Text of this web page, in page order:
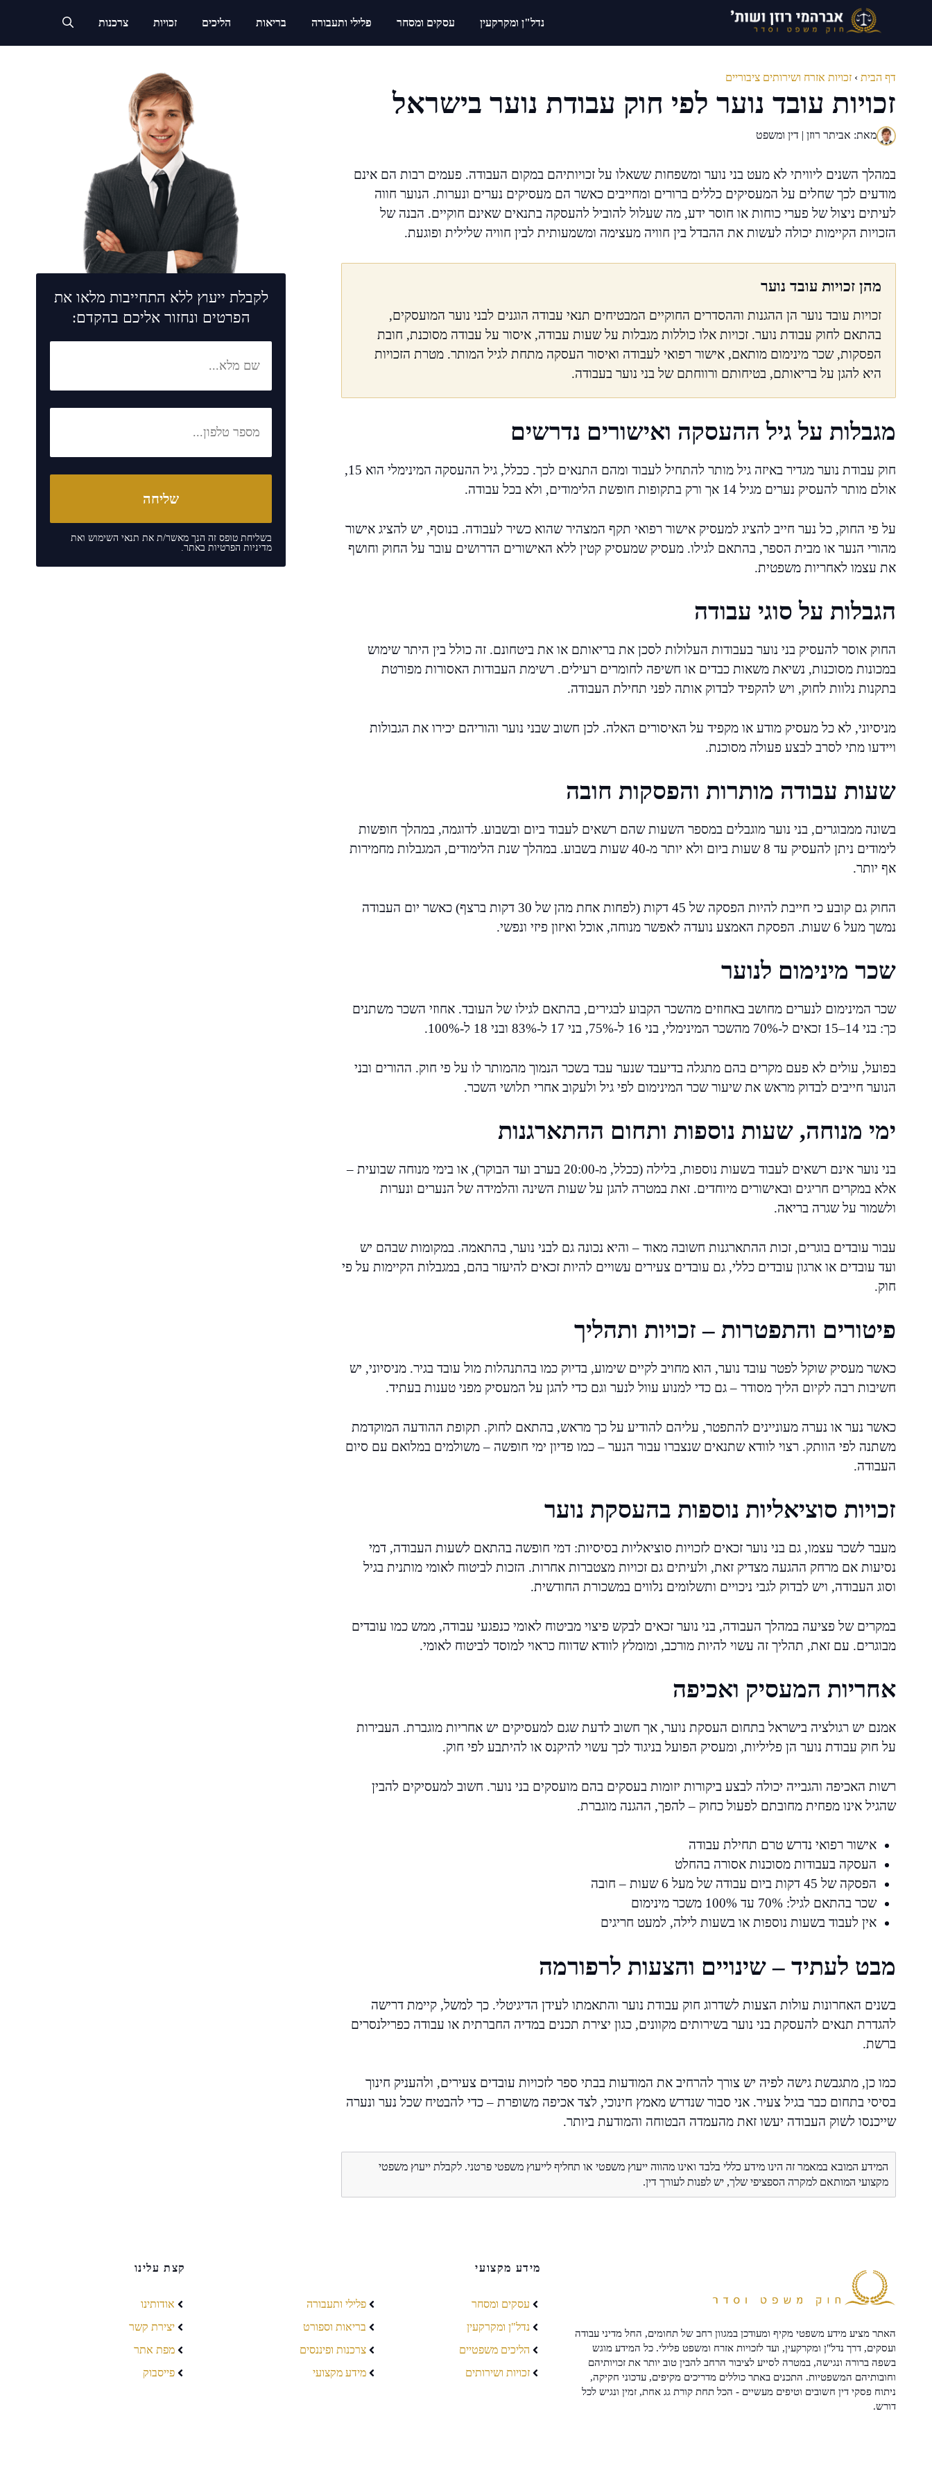
נדל"ן ומקרקעין עסקים ומסחר פלילי ותעבורה בריאות הליכים זכויות צרכנות
דף הבית › זכויות אזרח ושירותים ציבוריים
זכויות עובד נוער לפי חוק עבודת נוער בישראל
מאת: אביתר רוזן | דין ומשפט
במהלך השנים ליוויתי לא מעט בני נוער ומשפחות ששאלו על זכויותיהם במקום העבודה. פעמים רבות הם אינם
מודעים לכך שחלים על המעסיקים כללים ברורים ומחייבים כאשר הם מעסיקים נערים ונערות. הנוער חווה
לעיתים ניצול של פערי כוחות או חוסר ידע, מה שעלול להוביל להעסקה בתנאים שאינם חוקיים. הבנה של
הזכויות הקיימות יכולה לעשות את ההבדל בין חוויה מעצימה ומשמעותית לבין חוויה שלילית ופוגעת.
מהן זכויות עובד נוער
זכויות עובד נוער הן ההגנות וההסדרים החוקיים המבטיחים תנאי עבודה הוגנים לבני נוער המועסקים,
בהתאם לחוק עבודת נוער. זכויות אלו כוללות מגבלות על שעות עבודה, איסור על עבודה מסוכנת, חובת
הפסקות, שכר מינימום מותאם, אישור רפואי לעבודה ואיסור העסקה מתחת לגיל המותר. מטרת הזכויות
היא להגן על בריאותם, בטיחותם ורווחתם של בני נוער בעבודה.
מגבלות על גיל ההעסקה ואישורים נדרשים
חוק עבודת נוער מגדיר באיזה גיל מותר להתחיל לעבוד ומהם התנאים לכך. ככלל, גיל ההעסקה המינימלי הוא 15,
אולם מותר להעסיק נערים מגיל 14 אך ורק בתקופות חופשת הלימודים, ולא בכל עבודה.
על פי החוק, כל נער חייב להציג למעסיק אישור רפואי תקף המצהיר שהוא כשיר לעבודה. בנוסף, יש להציג אישור
מהורי הנער או מבית הספר, בהתאם לגילו. מעסיק שמעסיק קטין ללא האישורים הדרושים עובר על החוק וחושף
את עצמו לאחריות משפטית.
הגבלות על סוגי עבודה
החוק אוסר להעסיק בני נוער בעבודות העלולות לסכן את בריאותם או את ביטחונם. זה כולל בין היתר שימוש
במכונות מסוכנות, נשיאת משאות כבדים או חשיפה לחומרים רעילים. רשימת העבודות האסורות מפורטת
בתקנות נלוות לחוק, ויש להקפיד לבדוק אותה לפני תחילת העבודה.
מניסיוני, לא כל מעסיק מודע או מקפיד על האיסורים האלה. לכן חשוב שבני נוער והוריהם יכירו את הגבולות
ויידעו מתי לסרב לבצע פעולה מסוכנת.
שעות עבודה מותרות והפסקות חובה
בשונה ממבוגרים, בני נוער מוגבלים במספר השעות שהם רשאים לעבוד ביום ובשבוע. לדוגמה, במהלך חופשות
לימודים ניתן להעסיק עד 8 שעות ביום ולא יותר מ-40 שעות בשבוע. במהלך שנת הלימודים, המגבלות מחמירות
אף יותר.
החוק גם קובע כי חייבת להיות הפסקה של 45 דקות (לפחות אחת מהן של 30 דקות ברצף) כאשר יום העבודה
נמשך מעל 6 שעות. הפסקת האמצע נועדה לאפשר מנוחה, אוכל ואיזון פיזי ונפשי.
שכר מינימום לנוער
שכר המינימום לנערים מחושב באחוזים מהשכר הקבוע לבגירים, בהתאם לגילו של העובד. אחוזי השכר משתנים
כך: בני 14–15 זכאים ל-70% מהשכר המינימלי, בני 16 ל-75%, בני 17 ל-83% ובני 18 ל-100%.
בפועל, עולים לא פעם מקרים בהם מתגלה בדיעבד שנער עבד בשכר הנמוך מהמותר לו על פי חוק. ההורים ובני
הנוער חייבים לבדוק מראש את שיעור שכר המינימום לפי גיל ולעקוב אחרי תלושי השכר.
ימי מנוחה, שעות נוספות ותחום ההתארגנות
בני נוער אינם רשאים לעבוד בשעות נוספות, בלילה (ככלל, מ-20:00 בערב ועד הבוקר), או בימי מנוחה שבועית –
אלא במקרים חריגים ובאישורים מיוחדים. זאת במטרה להגן על שעות השינה והלמידה של הנערים ונערות
ולשמור על שגרה בריאה.
עבור עובדים בוגרים, זכות ההתארגנות חשובה מאוד – והיא נכונה גם לבני נוער, בהתאמה. במקומות שבהם יש
ועד עובדים או ארגון עובדים כללי, גם עובדים צעירים עשויים להיות זכאים להיעזר בהם, במגבלות הקיימות על פי
חוק.
פיטורים והתפטרות – זכויות ותהליך
כאשר מעסיק שוקל לפטר עובד נוער, הוא מחויב לקיים שימוע, בדיוק כמו בהתנהלות מול עובד בגיר. מניסיוני, יש
חשיבות רבה לקיום הליך מסודר – גם כדי למנוע עוול לנער וגם כדי להגן על המעסיק מפני טענות בעתיד.
כאשר נער או נערה מעוניינים להתפטר, עליהם להודיע על כך מראש, בהתאם לחוק. תקופת ההודעה המוקדמת
משתנה לפי הוותק. רצוי לוודא שתנאים שנצברו עבור הנער – כמו פדיון ימי חופשה – משולמים במלואם עם סיום
העבודה.
זכויות סוציאליות נוספות בהעסקת נוער
מעבר לשכר עצמו, גם בני נוער זכאים לזכויות סוציאליות בסיסיות: דמי חופשה בהתאם לשעות העבודה, דמי
נסיעות אם מרחק ההגעה מצדיק זאת, ולעיתים גם זכויות מצטברות אחרות. הזכות לביטוח לאומי מותנית בגיל
וסוג העבודה, ויש לבדוק לגבי ניכויים ותשלומים נלווים במשכורת החודשית.
במקרים של פציעה במהלך העבודה, בני נוער זכאים לבקש פיצוי מביטוח לאומי כנפגעי עבודה, ממש כמו עובדים
מבוגרים. עם זאת, תהליך זה עשוי להיות מורכב, ומומלץ לוודא שדווח כראוי למוסד לביטוח לאומי.
אחריות המעסיק ואכיפה
אמנם יש רגולציה בישראל בתחום העסקת נוער, אך חשוב לדעת שגם למעסיקים יש אחריות מוגברת. העבירות
על חוק עבודת נוער הן פליליות, ומעסיק הפועל בניגוד לכך עשוי להיקנס או להיתבע לפי חוק.
רשות האכיפה והגבייה יכולה לבצע ביקורות יזומות בעסקים בהם מועסקים בני נוער. חשוב למעסיקים להבין
שהגיל אינו מפחית מחובתם לפעול כחוק – להפך, ההגנה מוגברת.
אישור רפואי נדרש טרם תחילת עבודה
העסקה בעבודות מסוכנות אסורה בהחלט
הפסקה של 45 דקות ביום עבודה של מעל 6 שעות – חובה
שכר בהתאם לגיל: 70% עד 100% משכר מינימום
אין לעבוד בשעות נוספות או בשעות לילה, למעט חריגים
מבט לעתיד – שינויים והצעות לרפורמה
בשנים האחרונות עולות הצעות לשדרוג חוק עבודת נוער והתאמתו לעידן הדיגיטלי. כך למשל, קיימת דרישה
להגדרת תנאים להעסקת בני נוער בשירותים מקוונים, כגון יצירת תכנים במדיה החברתית או עבודה כפרילנסרים
ברשת.
כמו כן, מתגבשת גישה לפיה יש צורך להרחיב את המודעות בבתי ספר לזכויות עובדים צעירים, ולהעניק חינוך
בסיסי בתחום כבר בגיל צעיר. אני סבור שנדרש מאמץ חינוכי, לצד אכיפה משופרת – כדי להבטיח שכל נער ונערה
שייכנסו לשוק העבודה יעשו זאת מהעמדה הבטוחה והמודעת ביותר.
המידע המובא במאמר זה הינו מידע כללי בלבד ואינו מהווה ייעוץ משפטי או תחליף לייעוץ משפטי פרטני. לקבלת ייעוץ משפטי
מקצועי המותאם למקרה הספציפי שלך, יש לפנות לעורך דין.
לקבלת ייעוץ ללא התחייבות מלאו את
הפרטים ונחזור אליכם בהקדם:
בשליחת טופס זה הנך מאשר/ת את תנאי השימושואת
מדיניות הפרטיותבאתר.
האתר מציע מידע משפטי מקיף ומעודכן במגוון רחב של תחומים, החל מדיני עבודה
ועסקים, דרך נדל"ן ומקרקעין, ועד לזכויות אזרח ומשפט פלילי. כל המידע מוגש
בשפה ברורה ונגישה, במטרה לסייע לציבור הרחב להבין טוב יותר את זכויותיהם
וחובותיהם המשפטיות. התכנים באתר כוללים מדריכים מקיפים, עדכוני חקיקה,
ניתוח פסקי דין חשובים וטיפים מעשיים - הכל תחת קורת גג אחת, זמין ונגיש לכל
דורש.
מידע מקצועי
עסקים ומסחר
נדל"ן ומקרקעין
הליכים משפטיים
זכויות ושירותים
פלילי ותעבורה
בריאות וספורט
צרכנות ופיננסים
מידע מקצועי
קצת עלינו
אודותינו
יצירת קשר
מפת אתר
פייסבוק